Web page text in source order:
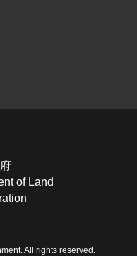
of Land
All rights reserved.